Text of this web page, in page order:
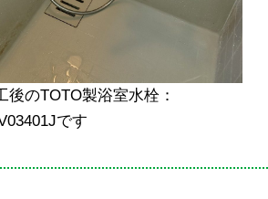
後のTOTO製浴室水栓：
です